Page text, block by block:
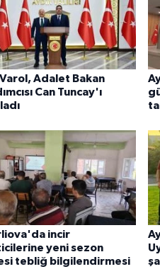
Adalet Bakan
Can Tuncay'ı
incir
yeni sezon
tebliğ bilgilendirmesi